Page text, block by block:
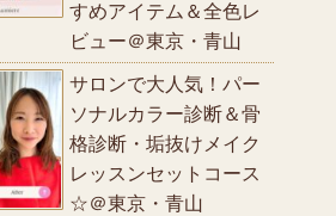
すめアイテム＆全色レ
ビュー＠東京・青山
サロンで大人気！パー
ソナルカラー診断＆骨
格診断・垢抜けメイク
レッスンセットコース
☆＠東京・青山